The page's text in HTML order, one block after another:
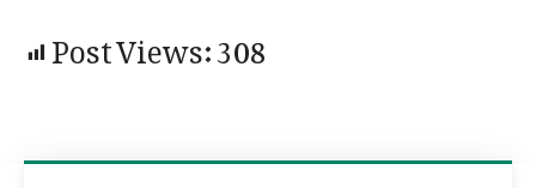
Post Views:308